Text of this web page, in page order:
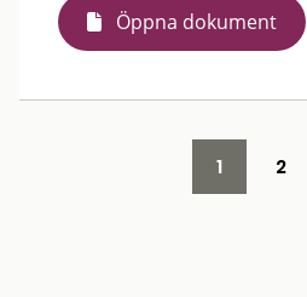
Öppna dokument
1 2